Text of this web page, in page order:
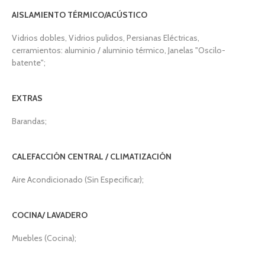
AISLAMIENTO TÉRMICO/ACÚSTICO
Vidrios dobles, Vidrios pulidos, Persianas Eléctricas,
cerramientos: aluminio / aluminio térmico, Janelas "Oscilo-
batente";
EXTRAS
Barandas;
CALEFACCIÓN CENTRAL / CLIMATIZACIÓN
Aire Acondicionado (Sin Especificar);
COCINA/ LAVADERO
Muebles (Cocina);